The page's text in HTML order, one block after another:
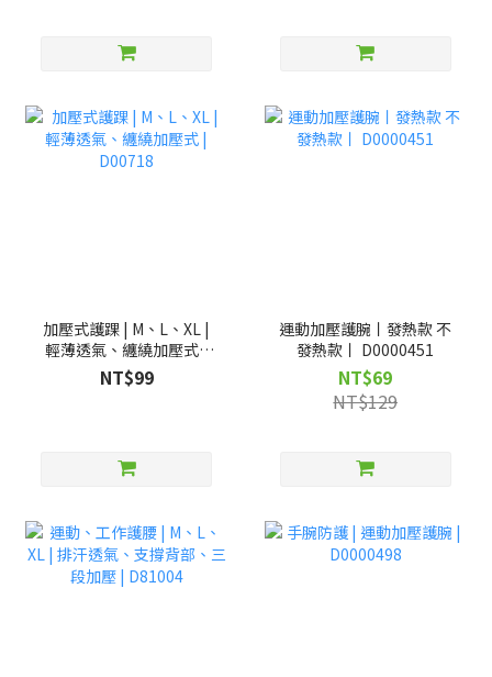
加壓式護踝 | M、L、XL |
輕薄透氣、纏繞加壓式 |
D00718
NT$99
運動加壓護腕丨發熱款 不
發熱款丨 D0000451
NT$69
NT$129